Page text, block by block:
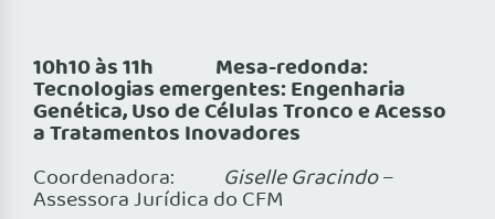
10h10 às 11h Mesa-redonda:
Tecnologias emergentes: Engenharia
Genética, Uso de Células Tronco e Acesso
a Tratamentos Inovadores
Coordenadora: Giselle Gracindo–
Assessora Jurídica do CFM